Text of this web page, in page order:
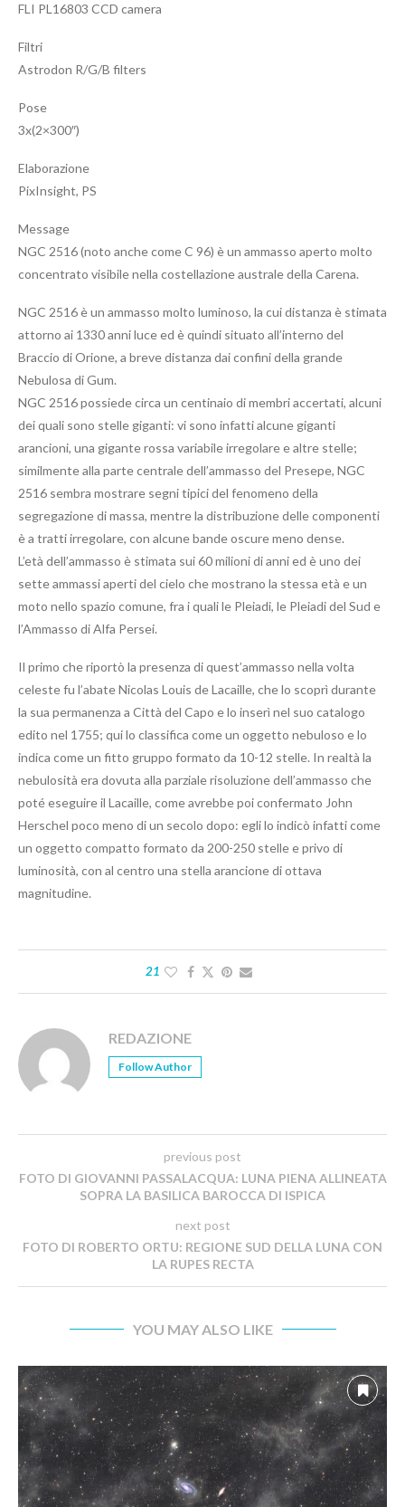
FLI PL16803 CCD camera
Filtri
Astrodon R/G/B filters
Pose
3x(2×300″)
Elaborazione
PixInsight, PS
Message
NGC 2516 (noto anche come C 96) è un ammasso aperto molto
concentrato visibile nella costellazione australe della Carena.
NGC 2516 è un ammasso molto luminoso, la cui distanza è stimata
attorno ai 1330 anni luce ed è quindi situato all’interno del
Braccio di Orione, a breve distanza dai confini della grande
Nebulosa di Gum.
NGC 2516 possiede circa un centinaio di membri accertati, alcuni
dei quali sono stelle giganti: vi sono infatti alcune giganti
arancioni, una gigante rossa variabile irregolare e altre stelle;
similmente alla parte centrale dell’ammasso del Presepe, NGC
2516 sembra mostrare segni tipici del fenomeno della
segregazione di massa, mentre la distribuzione delle componenti
è a tratti irregolare, con alcune bande oscure meno dense.
L’età dell’ammasso è stimata sui 60 milioni di anni ed è uno dei
sette ammassi aperti del cielo che mostrano la stessa età e un
moto nello spazio comune, fra i quali le Pleiadi, le Pleiadi del Sud e
l’Ammasso di Alfa Persei.
Il primo che riportò la presenza di quest’ammasso nella volta
celeste fu l’abate Nicolas Louis de Lacaille, che lo scoprì durante
la sua permanenza a Città del Capo e lo inserì nel suo catalogo
edito nel 1755; qui lo classifica come un oggetto nebuloso e lo
indica come un fitto gruppo formato da 10-12 stelle. In realtà la
nebulosità era dovuta alla parziale risoluzione dell’ammasso che
poté eseguire il Lacaille, come avrebbe poi confermato John
Herschel poco meno di un secolo dopo: egli lo indicò infatti come
un oggetto compatto formato da 200-250 stelle e privo di
luminosità, con al centro una stella arancione di ottava
magnitudine.
21
REDAZIONE
Follow Author
previous post
FOTO DI GIOVANNI PASSALACQUA: LUNA PIENA ALLINEATA
SOPRA LA BASILICA BAROCCA DI ISPICA
next post
FOTO DI ROBERTO ORTU: REGIONE SUD DELLA LUNA CON
LA RUPES RECTA
YOU MAY ALSO LIKE